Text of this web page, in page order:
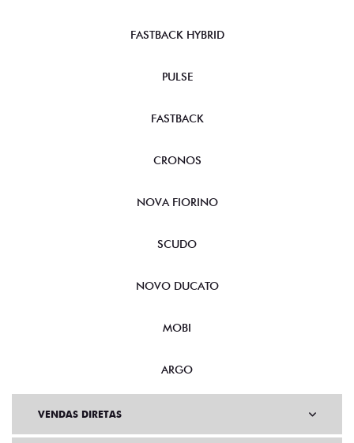
FASTBACK HYBRID
PULSE
FASTBACK
CRONOS
NOVA FIORINO
SCUDO
NOVO DUCATO
MOBI
ARGO
VENDAS DIRETAS